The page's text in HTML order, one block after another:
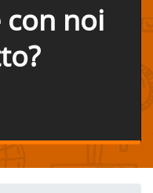
noi